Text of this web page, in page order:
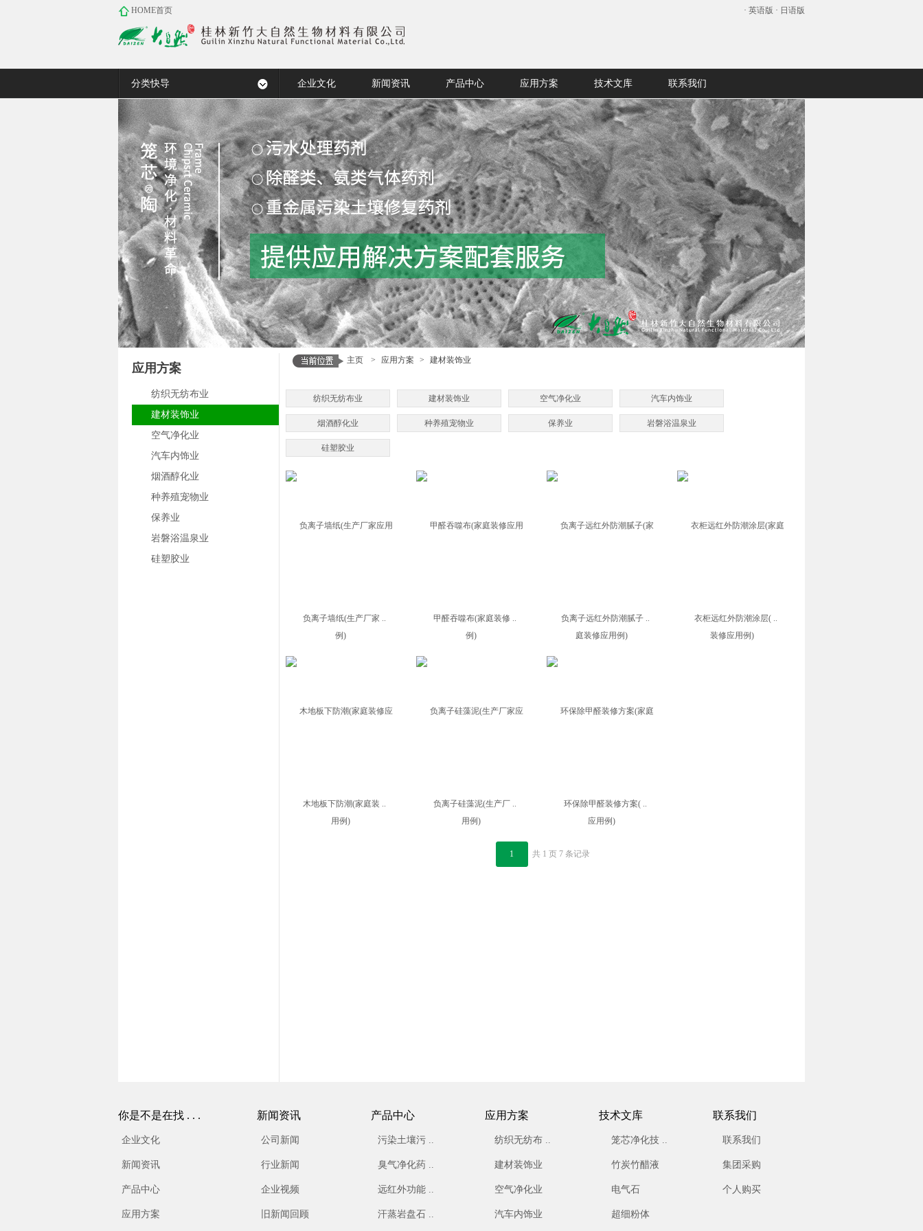
HOME首页 · 英语版 · 日语版
分类快导
污染土壤污水处理药剂
臭气净化药剂
宠臭消－宠物 ..
远红外功能材料
白电气石粉
汗蒸岩盘石浴无水温泉
桂宝石丸石
企业文化 新闻资讯 产品中心 应用方案 技术文库 联系我们
应用方案
纺织无纺布业
建材装饰业
空气净化业
汽车内饰业
烟酒醇化业
种养殖宠物业
保养业
岩磐浴温泉业
硅塑胶业
主页 > 应用方案 > 建材装饰业
纺织无纺布业 建材装饰业 空气净化业 汽车内饰业
烟酒醇化业 种养殖宠物业 保养业 岩磐浴温泉业
硅塑胶业
负离子墙纸(生产厂家 .. 甲醛吞噬布(家庭装修 .. 负离子远红外防潮腻子 .. 衣柜远红外防潮涂层( ..
木地板下防潮(家庭装 .. 负离子硅藻泥(生产厂 .. 环保除甲醛装修方案( ..
1 共 1 页 7 条记录
你是不是在找 . . . 新闻资讯 产品中心 应用方案 技术文库 联系我们
企业文化
新闻资讯
产品中心
应用方案
公司新闻
行业新闻
企业视频
旧新闻回顾
污染土壤污 ..
臭气净化药 ..
远红外功能 ..
汗蒸岩盘石 ..
纺织无纺布 ..
建材装饰业
空气净化业
汽车内饰业
笼芯净化技 ..
竹炭竹醋液
电气石
超细粉体
联系我们
集团采购
个人购买